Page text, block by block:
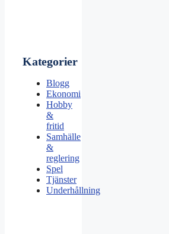
Kategorier
Blogg
Ekonomi
Hobby
&
fritid
Samhälle
&
reglering
Spel
Tjänster
Underhållning